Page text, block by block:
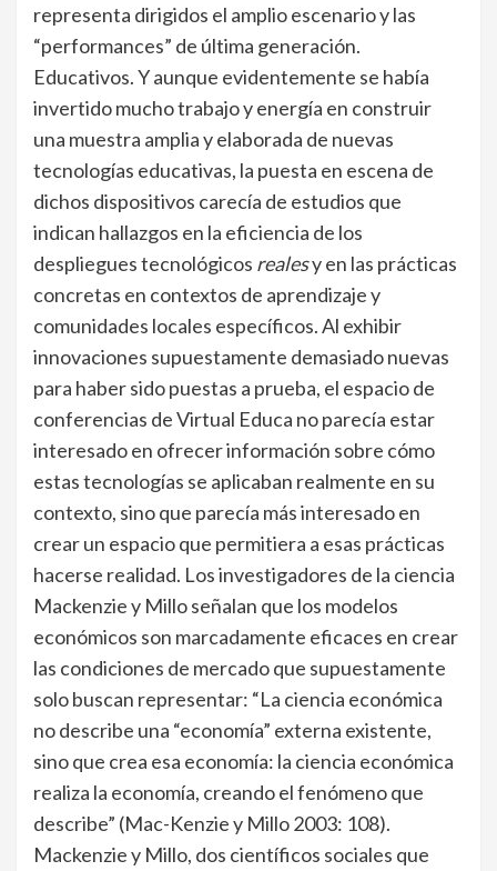
representa dirigidos el amplio escenario y las
“performances” de última generación.
Educativos. Y aunque evidentemente se había
invertido mucho trabajo y energía en construir
una muestra amplia y elaborada de nuevas
tecnologías educativas, la puesta en escena de
dichos dispositivos carecía de estudios que
indican hallazgos en la eficiencia de los
despliegues tecnológicos realesy en las prácticas
concretas en contextos de aprendizaje y
comunidades locales específicos. Al exhibir
innovaciones supuestamente demasiado nuevas
para haber sido puestas a prueba, el espacio de
conferencias de Virtual Educa no parecía estar
interesado en ofrecer información sobre cómo
estas tecnologías se aplicaban realmente en su
contexto, sino que parecía más interesado en
crear un espacio que permitiera a esas prácticas
hacerse realidad. Los investigadores de la ciencia
Mackenzie y Millo señalan que los modelos
económicos son marcadamente eficaces en crear
las condiciones de mercado que supuestamente
solo buscan representar: “La ciencia económica
no describe una “economía” externa existente,
sino que crea esa economía: la ciencia económica
realiza la economía, creando el fenómeno que
describe” (Mac-Kenzie y Millo 2003: 108).
Mackenzie y Millo, dos científicos sociales que